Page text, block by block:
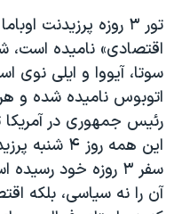
چهل سال گروگان‌گیری
قانون شفافیت دارائی کادر
اعتراضات مردمی آبان ۹۸
اسرائیل در جنگ
نرگس محمدی برنده جایزه
همایش محافظه‌کاران
تور ۳ روزه پرزیدنت
اقتصادی» نامیده است،
اتوبوس نامیده شده و
رئیس جمهوری در آمریکا
این همه روز
سفر ۳ روزه خود
آن را نه سیاسی، بلکه